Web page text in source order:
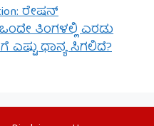
ರೇಷನ್
ತಿಂಗಳಲ್ಲಿ ಎರಡು
ಧಾನ್ಯ ಸಿಗಲಿದೆ?